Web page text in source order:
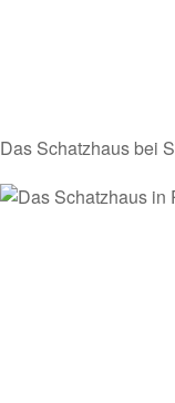
Das Schatzhaus bei